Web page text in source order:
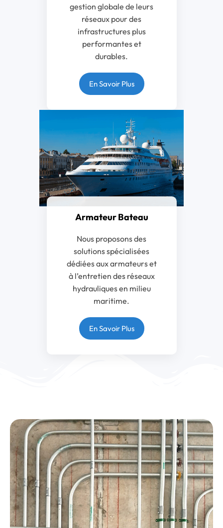
gestion globale de leurs
réseaux pour des
infrastructures plus
performantes et
durables.
En Savoir Plus
Armateur Bateau
Nous proposons des
solutions spécialisées
dédiées aux armateurs et
à l’entretien des réseaux
hydrauliques en milieu
maritime.
En Savoir Plus